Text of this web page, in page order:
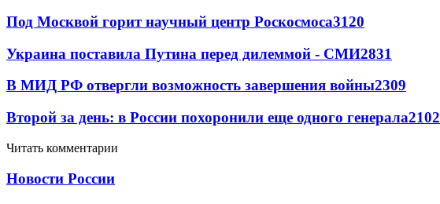
Под Москвой горит научный центр Роскосмоса3120
Украина поставила Путина перед дилеммой - СМИ2831
В МИД РФ отвергли возможность завершения войны2309
Второй за день: в России похоронили еще одного генерала2102
Читать комментарии
Новости России